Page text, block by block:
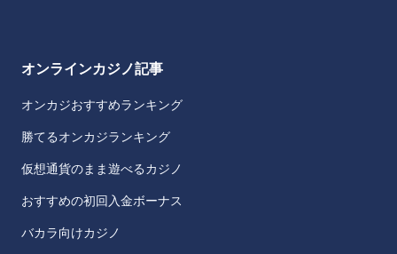
オンラインカジノ記事
オンカジおすすめランキング
勝てるオンカジランキング
仮想通貨のまま遊べるカジノ
おすすめの初回入金ボーナス
バカラ向けカジノ